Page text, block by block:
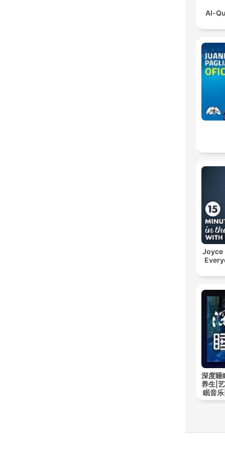
Al-
Joyce
深度睡
养生|
眠音